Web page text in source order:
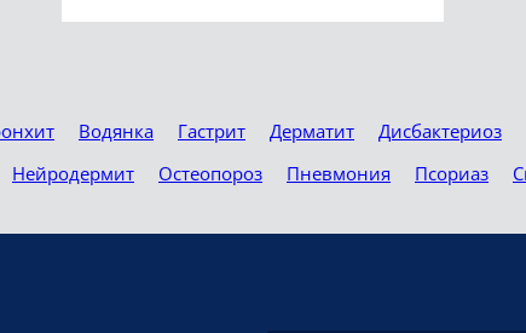
Водянка Гастрит Дерматит Дисбактериоз
Нейродермит Остеопороз Пневмония Псориаз